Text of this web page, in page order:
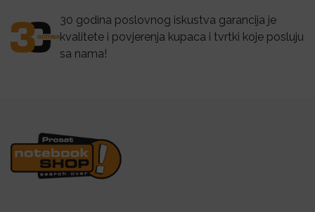
30 godina poslovnog iskustva garancija je
kvalitete i povjerenja kupaca i tvrtki koje posluju
sa nama!